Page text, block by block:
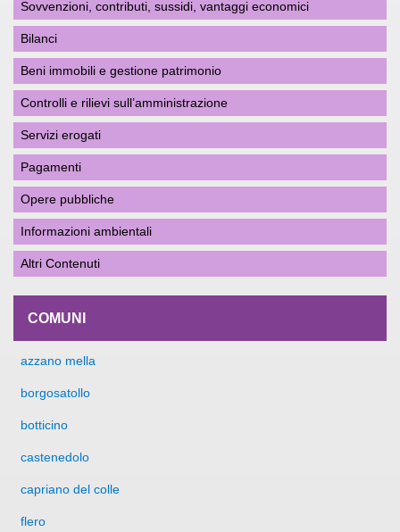
Sovvenzioni, contributi, sussidi, vantaggi economici
Bilanci
Beni immobili e gestione patrimonio
Controlli e rilievi sull’amministrazione
Servizi erogati
Pagamenti
Opere pubbliche
Informazioni ambientali
Altri Contenuti
COMUNI
azzano mella
borgosatollo
botticino
castenedolo
capriano del colle
flero